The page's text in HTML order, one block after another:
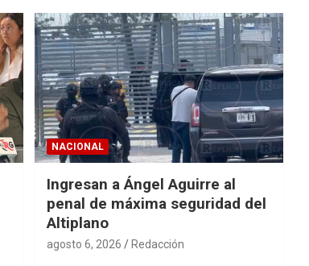
NACIONAL
Ingresan a Ángel Aguirre al
penal de máxima seguridad del
Altiplano
agosto 6, 2026 Redacción